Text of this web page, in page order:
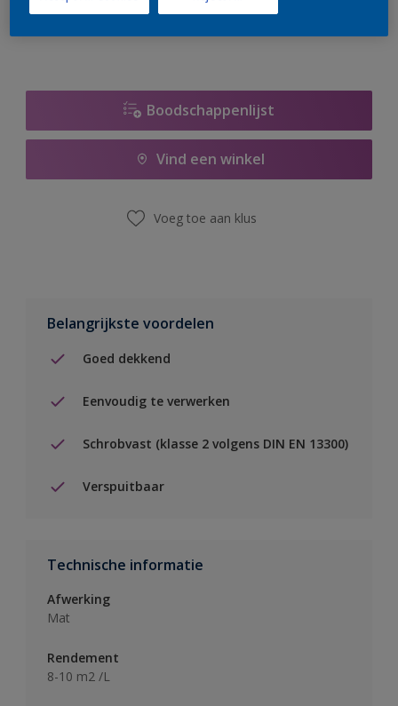
Boodschappenlijst
Vind een winkel
Voeg toe aan klus
Belangrijkste voordelen
Goed dekkend
Eenvoudig te verwerken
Schrobvast (klasse 2 volgens DIN EN 13300)
Verspuitbaar
Technische informatie
Afwerking
Mat
Rendement
8-10 m2 /L